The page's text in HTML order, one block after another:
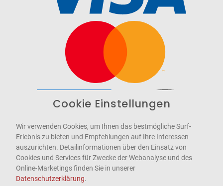
WCAG-2.1-AA
Cookie Einstellungen
Wir verwenden Cookies, um Ihnen das bestmögliche Surf-
Erlebnis zu bieten und Empfehlungen auf Ihre Interessen
auszurichten. Detailinformationen über den Einsatz von
Cookies und Services für Zwecke der Webanalyse und des
Online-Marketings finden Sie in unserer
Datenschutzerklärung.